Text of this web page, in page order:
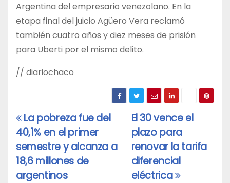
Argentina del empresario venezolano. En la
etapa final del juicio Agüero Vera reclamó
también cuatro años y diez meses de prisión
para Uberti por el mismo delito.
// diariochaco
Navegación
de
entradas
El 30 vence el
plazo para
renovar la tarifa
diferencial
eléctrica
La pobreza fue del
40,1% en el primer
semestre y alcanza a
18,6 millones de
argentinos